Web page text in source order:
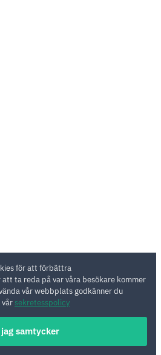
för att förbättra
ta reda på var våra besökare kommer
vår webbplats godkänner du
vår sekretesspolicy
samtycker